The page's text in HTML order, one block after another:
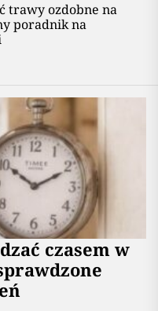
trawy ozdobne na
poradnik na
czasem w